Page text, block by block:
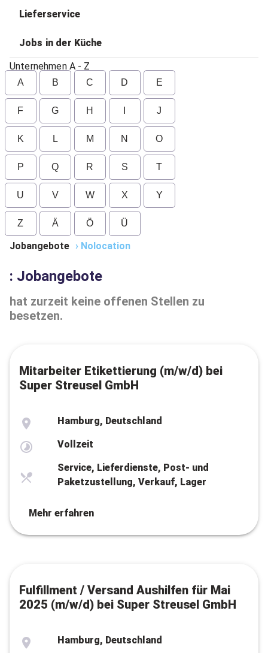
Lieferservice
Jobs in der Küche
Unternehmen A - Z
A B C D E
F G H J
K L M N O
P Q R S T
U V W X Y
Z Ä Ö Ü
Jobangebote › Nolocation
: Jobangebote
hat zurzeit keine offenen Stellen zu
besetzen.
Mitarbeiter Etikettierung (m/w/d) bei
Super Streusel GmbH
Hamburg, Deutschland
Vollzeit
Service, Lieferdienste, Post- und
Paketzustellung, Verkauf, Lager
Mehr erfahren
Fulfillment / Versand Aushilfen für Mai
2025 (m/w/d) bei Super Streusel GmbH
Hamburg, Deutschland